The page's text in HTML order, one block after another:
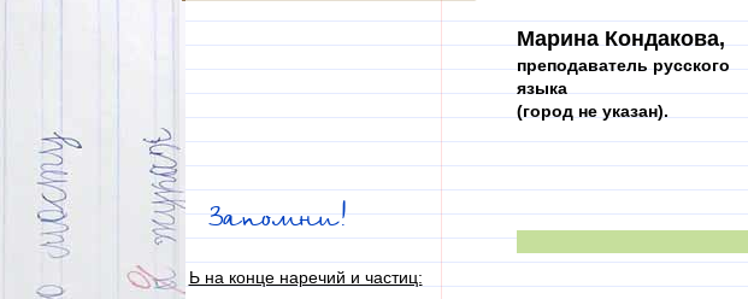
Запомни!
Ь на конце наречий и частиц:
Марина Кондакова,
преподаватель русского
языка
(город не указан).